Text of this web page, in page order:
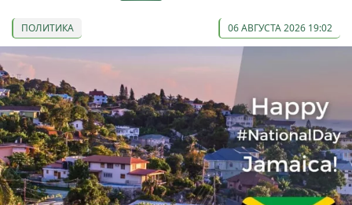
ПОЛИТИКА 06 АВГУСТА 2026 19:02